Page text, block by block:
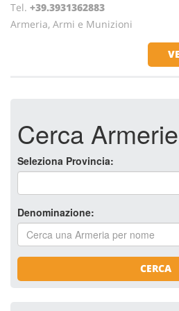
Tel. +39.3931362883
Armeria, Armi e Munizioni
Cerca Armerie
Seleziona Provincia:
Denominazione:
CERCA